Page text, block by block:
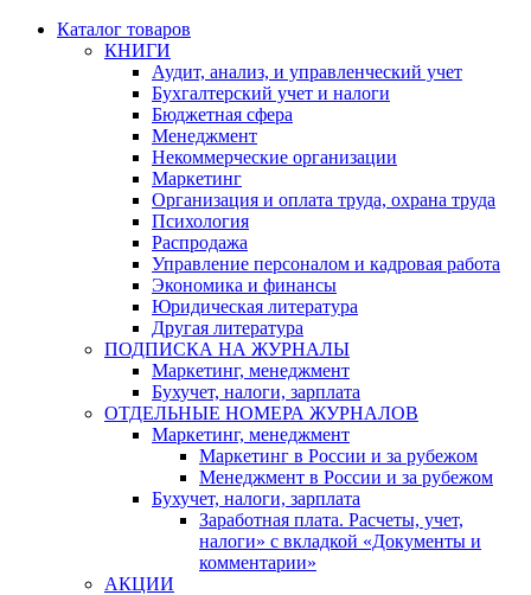
Каталог товаров
КНИГИ
Аудит, анализ, и управленческий учет
Бухгалтерский учет и налоги
Бюджетная сфера
Менеджмент
Некоммерческие организации
Маркетинг
Организация и оплата труда, охрана труда
Психология
Распродажа
Управление персоналом и кадровая работа
Экономика и финансы
Юридическая литература
Другая литература
ПОДПИСКА НА ЖУРНАЛЫ
Маркетинг, менеджмент
Бухучет, налоги, зарплата
ОТДЕЛЬНЫЕ НОМЕРА ЖУРНАЛОВ
Маркетинг, менеджмент
Маркетинг в России и за рубежом
Менеджмент в России и за рубежом
Бухучет, налоги, зарплата
Заработная плата. Расчеты, учет,
налоги» с вкладкой «Документы и
комментарии»
АКЦИИ